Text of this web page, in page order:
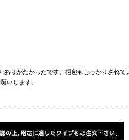
ありがたかったです。梱包もしっかりされて
いします。